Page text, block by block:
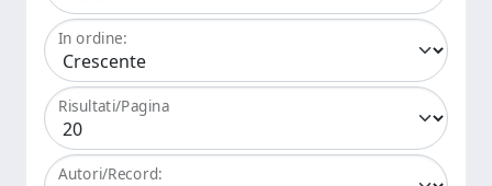
In ordine:
Risultati/Pagina
Autori/Record: